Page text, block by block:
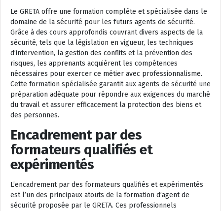
Le GRETA offre une formation complète et spécialisée dans le
domaine de la sécurité pour les futurs agents de sécurité.
Grâce à des cours approfondis couvrant divers aspects de la
sécurité, tels que la législation en vigueur, les techniques
d’intervention, la gestion des conflits et la prévention des
risques, les apprenants acquièrent les compétences
nécessaires pour exercer ce métier avec professionnalisme.
Cette formation spécialisée garantit aux agents de sécurité une
préparation adéquate pour répondre aux exigences du marché
du travail et assurer efficacement la protection des biens et
des personnes.
Encadrement par des
formateurs qualifiés et
expérimentés
L’encadrement par des formateurs qualifiés et expérimentés
est l’un des principaux atouts de la formation d’agent de
sécurité proposée par le GRETA. Ces professionnels